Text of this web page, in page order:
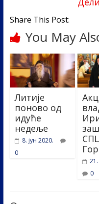
Share This Post:
You May
Литије
поново од
идуће
недеље
8. јун 2020.
0
21.
0